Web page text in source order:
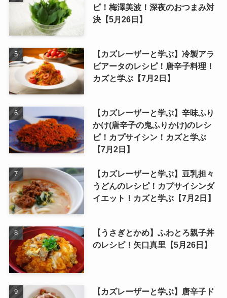
ピ！梅澤美波！深夜のおつまみ対
決【5月26日】
【カズレーザーと学ぶ】冷製アラ
ビアータのレシピ！唐辛子料理！
カズと学ぶ【7月2日】
【カズレーザーと学ぶ】辛味ふり
かけ(唐辛子の鬼ふりかけ)のレシ
ピ！カプサイシン！カズと学ぶ
【7月2日】
【カズレーザーと学ぶ】豆乳担々
うどんのレシピ！カプサイシンダ
イエット！カズと学ぶ【7月2日】
【うさぎとかめ】ふわとろ親子丼
のレシピ！矢口真里【5月26日】
【カズレーザーと学ぶ】唐辛子ド